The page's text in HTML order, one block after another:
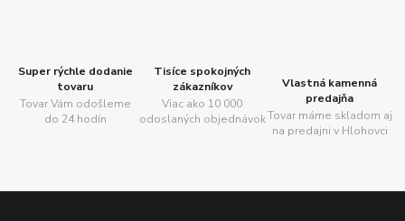
Super rýchle dodanie
tovaru
Tovar Vám odošleme
do 24 hodín
Tisíce spokojných
zákazníkov
Viac ako 10 000
odoslaných objednávok
Vlastná kamenná
predajňa
Tovar máme skladom aj
na predajni v Hlohovci